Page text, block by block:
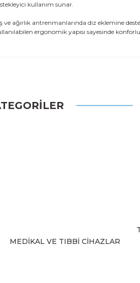
kullanım sunar.
antrenmanlarında diz eklemine
ergonomik yapısı sayesinde
siz yapın!
MEDİKAL VE TIBBİ CİHAZLAR